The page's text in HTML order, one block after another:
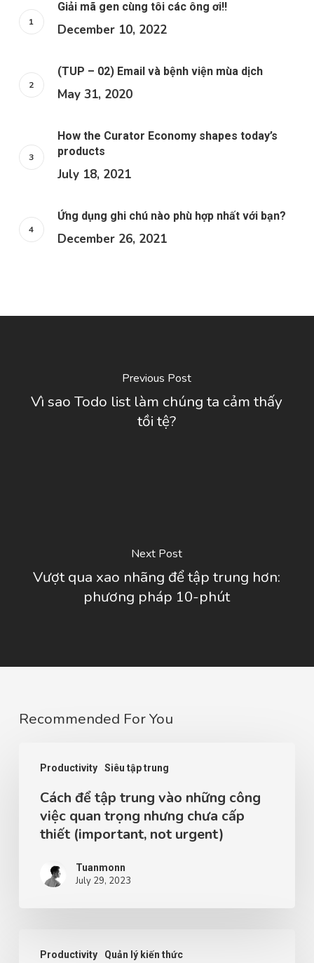
Giải mã gen cùng tôi các ông ơi!!
December 10, 2022
(TUP – 02) Email và bệnh viện mùa dịch
May 31, 2020
How the Curator Economy shapes today’s
products
July 18, 2021
Ứng dụng ghi chú nào phù hợp nhất với bạn?
December 26, 2021
Previous Post
Vì sao Todo list làm chúng ta cảm thấy
tồi tệ?
Next Post
Vượt qua xao nhãng để tập trung hơn:
phương pháp 10-phút
Recommended For You
Productivity Siêu tập trung
Cách để tập trung vào những công
việc quan trọng nhưng chưa cấp
thiết (important, not urgent)
Tuanmonn
July 29, 2023
Productivity Quản lý kiến thức